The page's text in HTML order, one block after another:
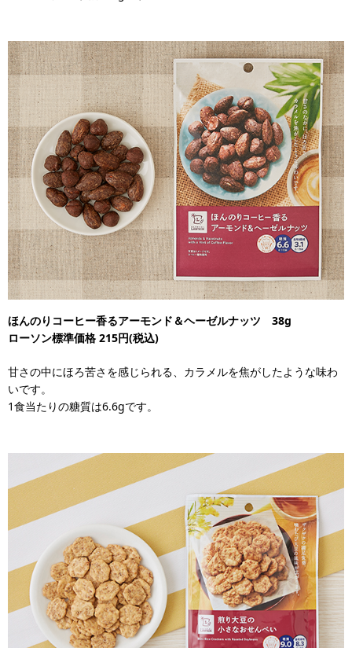
ほんのりコーヒー香るアーモンド＆ヘーゼルナッツ 38g
ローソン標準価格 215円(税込)
甘さの中にほろ苦さを感じられる、カラメルを焦がしたような味わ
いです。
1食当たりの糖質は6.6gです。